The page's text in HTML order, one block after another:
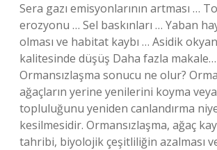
Sera gazı emisyonlarının artması …
erozyonu … Sel baskınları … Yaban
olması ve habitat kaybı … Asidik
kalitesinde düşüş Daha fazla makale…
Ormansızlaşma sonucu ne olur?
ağaçların yerine yenilerini koyma
topluluğunu yeniden canlandırma
kesilmesidir. Ormansızlaşma, ağaç
tahribi, biyolojik çeşitliliğin azalması